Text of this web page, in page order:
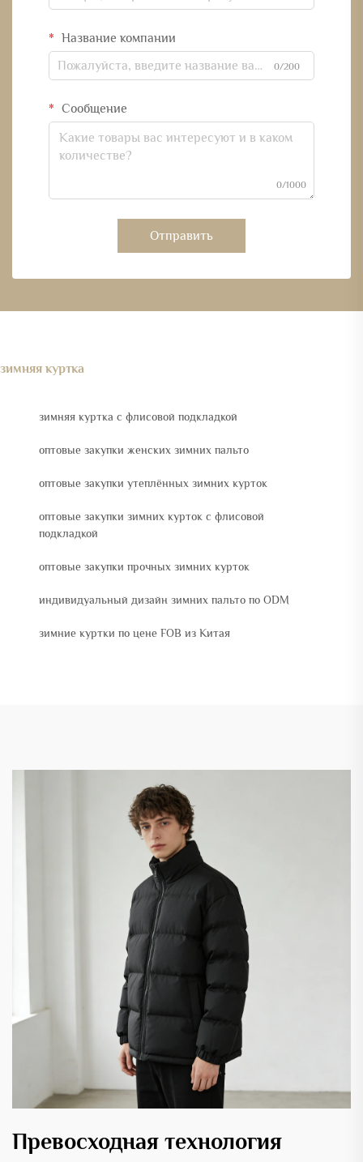
Название компании
0/200
Сообщение
0/1000
Отправить
зимняя куртка
зимняя куртка с флисовой подкладкой
оптовые закупки женских зимних пальто
оптовые закупки утеплённых зимних курток
оптовые закупки зимних курток с флисовой
подкладкой
оптовые закупки прочных зимних курток
индивидуальный дизайн зимних пальто по ODM
зимние куртки по цене FOB из Китая
Превосходная технология